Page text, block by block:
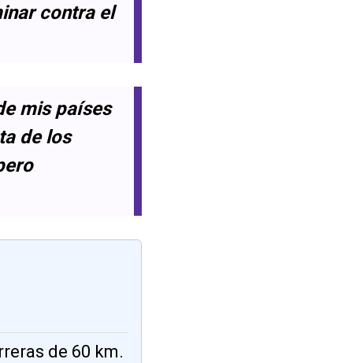
contra el
mis países
de los
de 60 km.